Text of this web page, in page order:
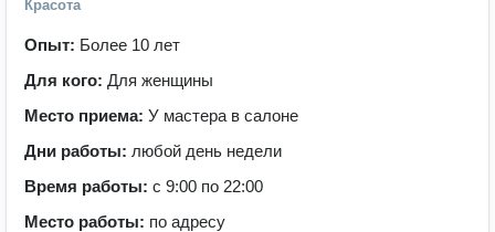
Красота
Опыт: Более 10 лет
Для кого: Для женщины
Место приема: У мастера в салоне
Дни работы: любой день недели
Время работы: с 9:00 по 22:00
Место работы: по адресу